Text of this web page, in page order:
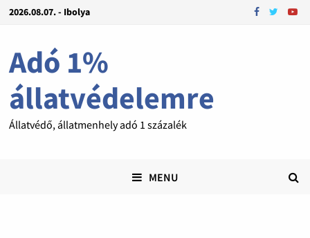
2026.08.07. - Ibolya
Adó 1%
állatvédelemre
Állatvédő, állatmenhely adó 1 százalék
MENU